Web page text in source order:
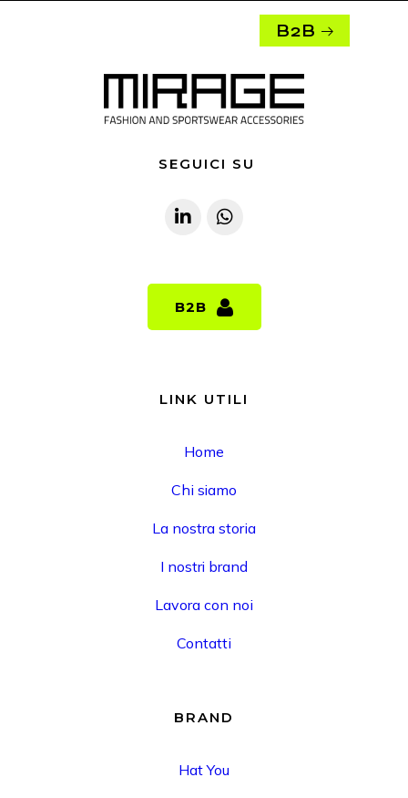
B2B
SEGUICI SU
B2B
B2B
LINK UTILI
Home
Chi siamo
La nostra storia
I nostri brand
Lavora con noi
Contatti
BRAND
Hat You